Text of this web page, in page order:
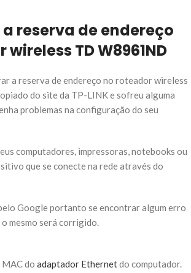
reserva de endereço
TD W8961ND
a reserva de endereço no roteador wireless
do site da TP-LINK e sofreu alguma
problemas na configuração do seu
computadores, impressoras, notebooks ou
que se conecte na rede através do
Google portanto se encontrar algum erro
mesmo será corrigido.
do adaptador Ethernetdo computador.